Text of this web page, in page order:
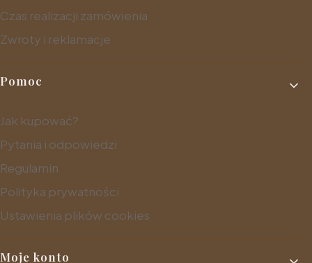
Czas realizacji zamówienia
Zwroty i reklamacje
Pomoc
Jak kupować?
Pytania i odpowiedzi
Regulamin
Polityka prywatności
Ustawienia plików cookies
Moje konto